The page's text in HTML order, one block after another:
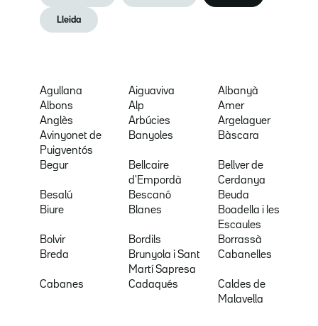
Lleida
Agullana Aiguaviva
Albanyà
Albons
Alp
Amer
Anglès
Arbúcies
Argelaguer
Avinyonet de
Puigventós
Banyoles Bàscara
Begur
Bellcaire
d'Empordà
Bellver de
Cerdanya
Besalú
Bescanó
Beuda
Biure
Blanes
Boadella i les
Escaules
Bolvir
Bordils
Borrassà
Breda
Brunyola i Sant
Martí Sapresa
Cabanelles
Cabanes Cadaqués
Caldes de
Malavella